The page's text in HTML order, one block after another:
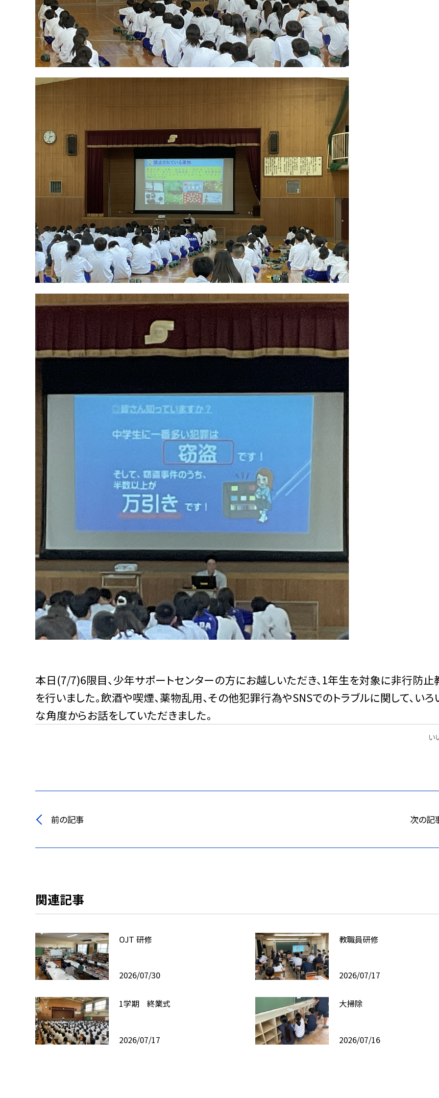
本日(7/7)6限目、少年サポートセンターの方にお越しいただき、1年生を対象に非行防止
を行いました。飲酒や喫煙、薬物乱用、その他犯罪行為やSNSでのトラブルに関して、いろ
な角度からお話をしていただきました。
い
前の記事 次の記
関連記事
OJT 研修
2026/07/30
教職員研修
2026/07/17
1学期 終業式
2026/07/17
大掃除
2026/07/16